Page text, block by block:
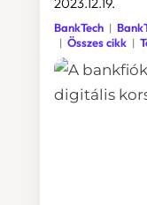
BankTech
Összes cikk